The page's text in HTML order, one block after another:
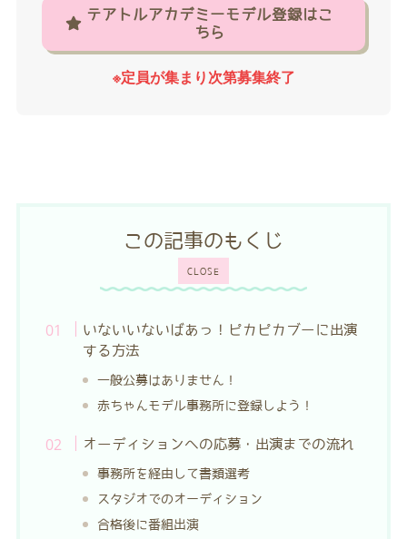
テアトルアカデミーモデル登録はこ
ちら
※定員が集まり次第募集終了
CLOSE
この記事のもくじ
いないいないばあっ！ピカピカブーに出演
する方法
一般公募はありません！
赤ちゃんモデル事務所に登録しよう！
オーディションへの応募・出演までの流れ
事務所を経由して書類選考
スタジオでのオーディション
合格後に番組出演